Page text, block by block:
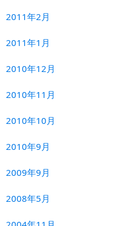
2011年2月
2011年1月
2010年12月
2010年11月
2010年10月
2010年9月
2009年9月
2008年5月